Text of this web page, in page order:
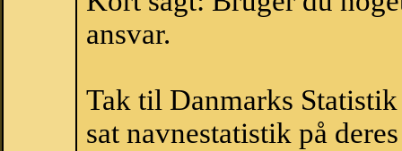
ansvar.
Tak til Danmarks
sat navnestatistik på